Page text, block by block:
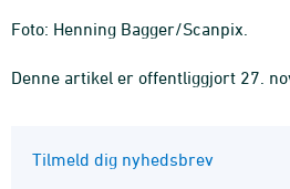
Foto: Henning Bagger/Scanpix.
Denne artikel er offentliggjort 27.
Tilmeld dig nyhedsbrev